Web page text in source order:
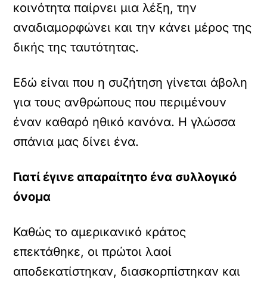
κοινότητα παίρνει μια λέξη, την
αναδιαμορφώνει και την κάνει μέρος της
δικής της ταυτότητας.
Εδώ είναι που η συζήτηση γίνεται άβολη
για τους ανθρώπους που περιμένουν
έναν καθαρό ηθικό κανόνα. Η γλώσσα
σπάνια μας δίνει ένα.
Γιατί έγινε απαραίτητο ένα συλλογικό
όνομα
Καθώς το αμερικανικό κράτος
επεκτάθηκε, οι πρώτοι λαοί
αποδεκατίστηκαν, διασκορπίστηκαν και